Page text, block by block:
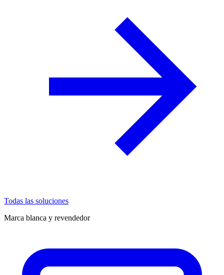
Todas las soluciones
Marca blanca y revendedor